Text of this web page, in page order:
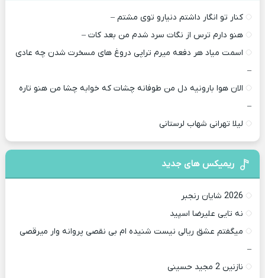
کنار تو انگار داشتم دنیارو توی مشتم –
هنو دارم ترس از نگات سرد شدم من بعد کات –
اسمت میاد هر دفعه میرم تراپی دروغ‌ های مسخرت شدن چه عادی
–
الان هوا بارونیه دل من طوفانه چشات که خوابه چشا من هنو تاره
–
لیلا تهرانی شهاب لرستانی
ریمیکس های جدید
2026 شایان رنجبر
نه تایی علیرضا اسپید
میگفتم عشق ریالی نیست شنیده ام بی نقصی پروانه وار میرقصی
–
نازنین 2 مجید حسینی